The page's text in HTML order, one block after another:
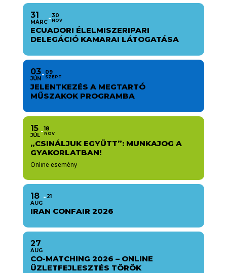
31
MÁRC
30
NOV
ECUADORI ÉLELMISZERIPARI
DELEGÁCIÓ KAMARAI LÁTOGATÁSA
03
JÚN
09
SZEPT
JELENTKEZÉS A MEGTARTÓ
MŰSZAKOK PROGRAMBA
15
JÚL
18
NOV
„CSINÁLJUK EGYÜTT”: MUNKAJOG A
GYAKORLATBAN!
Online esemény
18
AUG
21
IRAN CONFAIR 2026
27
AUG
CO-MATCHING 2026 – ONLINE
ÜZLETFEJLESZTÉS TÖRÖK